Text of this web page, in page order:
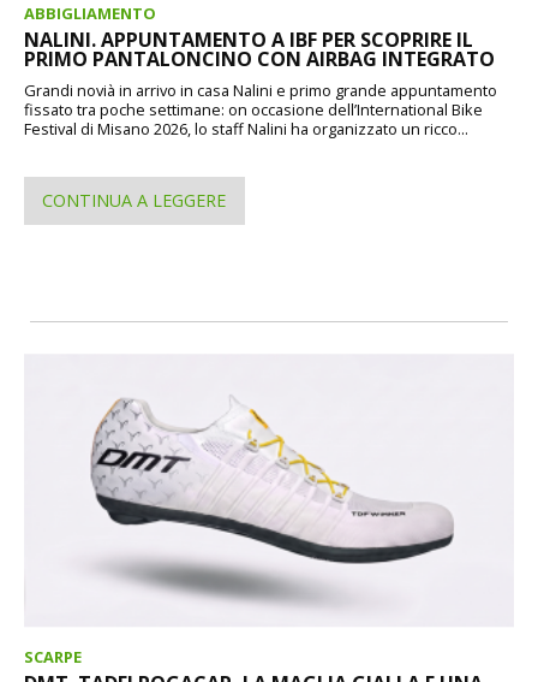
ABBIGLIAMENTO
NALINI. APPUNTAMENTO A IBF PER SCOPRIRE IL
PRIMO PANTALONCINO CON AIRBAG INTEGRATO
Grandi novià in arrivo in casa Nalini e primo grande appuntamento
fissato tra poche settimane: on occasione dell’International Bike
Festival di Misano 2026, lo staff Nalini ha organizzato un ricco...
CONTINUA A LEGGERE
SCARPE